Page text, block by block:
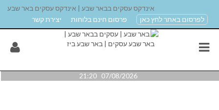
אינדקס עסקים בבאר שבע | אינדקס עסקים באר שבע
לפרסום באתר לחץ כאן
פרסום חינם בלוחות יצירת קשר
07/08/2026 21:20